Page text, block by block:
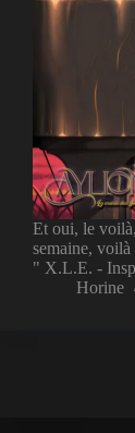
Et oui, le
semaine,
" X.L.E. -
Horine